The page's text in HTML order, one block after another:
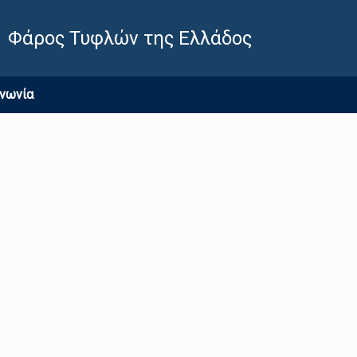
Φάρος Τυφλών της Ελλάδος